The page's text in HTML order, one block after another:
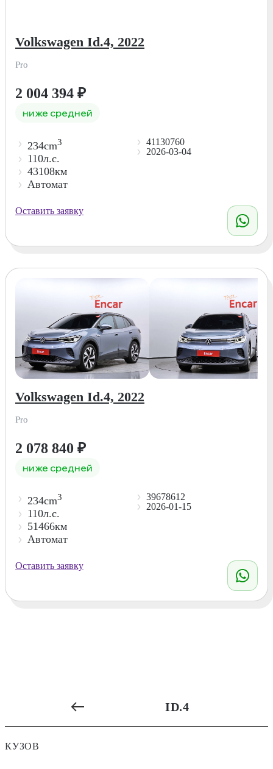
Volkswagen Id.4, 2022
Pro
2 004 394 ₽
ниже средней
234cm3
110л.с.
43108км
Автомат
41130760
2026-03-04
Оставить заявку
Volkswagen Id.4, 2022
Pro
2 078 840 ₽
ниже средней
234cm3
110л.с.
51466км
Автомат
39678612
2026-01-15
Оставить заявку
ID.4
КУЗОВ